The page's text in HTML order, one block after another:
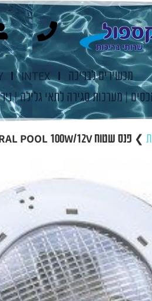
מכשירים לבריכה INTEX
| מערכות סגירה לתאי גלילה |
❯ פנס שטוח ASTRAL POOL 100W/12V